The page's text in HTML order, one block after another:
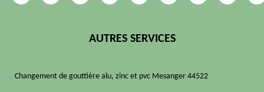
AUTRES SERVICES
Changement de gouttière alu, zinc et pvc Mesanger 44522